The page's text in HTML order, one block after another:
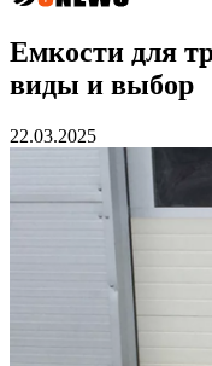
Емкости для
виды и выбор
22.03.2025